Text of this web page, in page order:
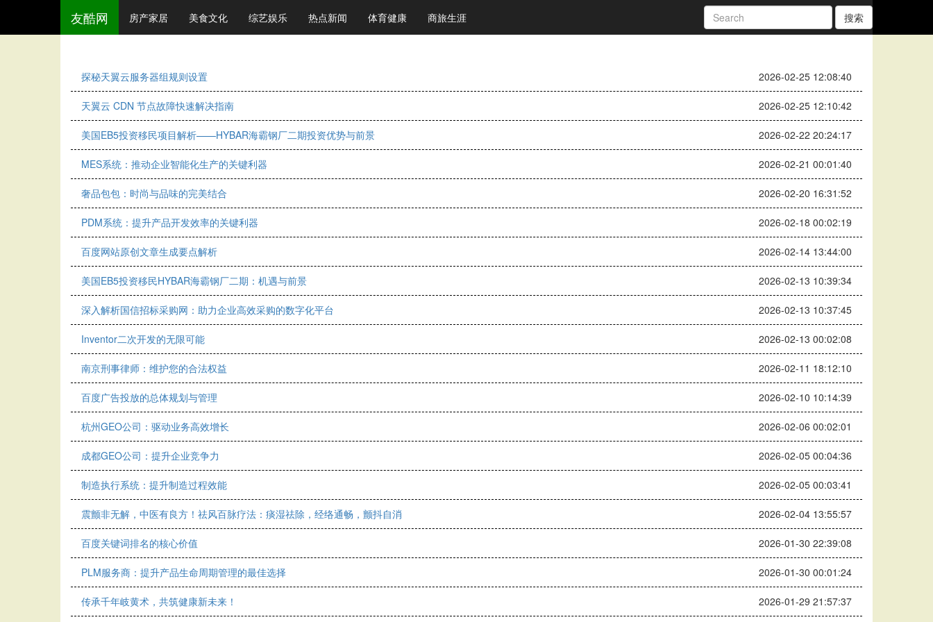
友酷网 房产家居 美食文化 综艺娱乐 热点新闻 体育健康 商旅生涯 搜索
探秘天翼云服务器组规则设置 2026-02-25 12:08:40
天翼云 CDN 节点故障快速解决指南 2026-02-25 12:10:42
美国EB5投资移民项目解析——HYBAR海霸钢厂二期投资优势与前景 2026-02-22 20:24:17
MES系统：推动企业智能化生产的关键利器 2026-02-21 00:01:40
奢品包包：时尚与品味的完美结合 2026-02-20 16:31:52
PDM系统：提升产品开发效率的关键利器 2026-02-18 00:02:19
百度网站原创文章生成要点解析 2026-02-14 13:44:00
美国EB5投资移民HYBAR海霸钢厂二期：机遇与前景 2026-02-13 10:39:34
深入解析国信招标采购网：助力企业高效采购的数字化平台 2026-02-13 10:37:45
Inventor二次开发的无限可能 2026-02-13 00:02:08
南京刑事律师：维护您的合法权益 2026-02-11 18:12:10
百度广告投放的总体规划与管理 2026-02-10 10:14:39
杭州GEO公司：驱动业务高效增长 2026-02-06 00:02:01
成都GEO公司：提升企业竞争力 2026-02-05 00:04:36
制造执行系统：提升制造过程效能 2026-02-05 00:03:41
震颤非无解，中医有良方！祛风百脉疗法：痰湿祛除，经络通畅，颤抖自消 2026-02-04 13:55:57
百度关键词排名的核心价值 2026-01-30 22:39:08
PLM服务商：提升产品生命周期管理的最佳选择 2026-01-30 00:01:24
传承千年岐黄术，共筑健康新未来！ 2026-01-29 21:57:37